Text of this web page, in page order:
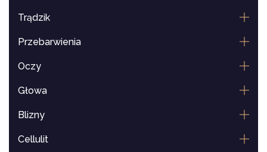
Trądzik
Przebarwienia
Oczy
Głowa
Blizny
Cellulit